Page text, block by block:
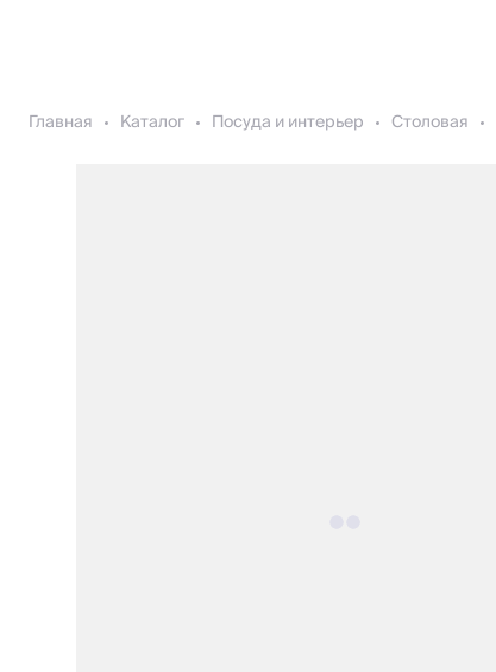
Главная Каталог Посуда и интерьер Столовая